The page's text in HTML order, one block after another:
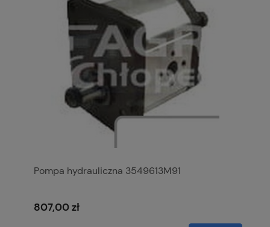
Pompa hydrauliczna 3549613M91
807,00 zł